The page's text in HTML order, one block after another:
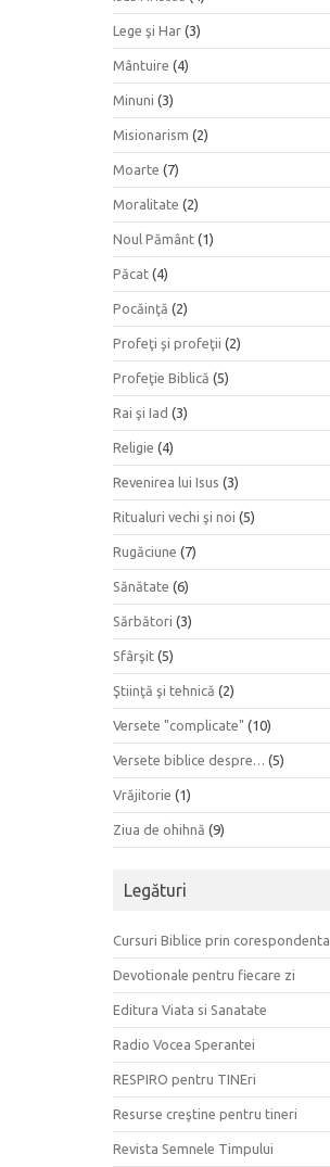
Lege şi Har (3)
Mântuire (4)
Minuni (3)
Misionarism (2)
Moarte (7)
Moralitate (2)
Noul Pământ (1)
Păcat (4)
Pocăinţă (2)
Profeţi şi profeţii (2)
Profeţie Biblică (5)
Rai şi Iad (3)
Religie (4)
Revenirea lui Isus (3)
Ritualuri vechi şi noi (5)
Rugăciune (7)
Sănătate (6)
Sărbători (3)
Sfârşit (5)
Ştiinţă şi tehnică (2)
Versete "complicate" (10)
Versete biblice despre… (5)
Vrăjitorie (1)
Ziua de ohihnă (9)
Legături
Cursuri Biblice prin corespondenta
Devotionale pentru fiecare zi
Editura Viata si Sanatate
Radio Vocea Sperantei
RESPIRO pentru TINEri
Resurse creştine pentru tineri
Revista Semnele Timpului